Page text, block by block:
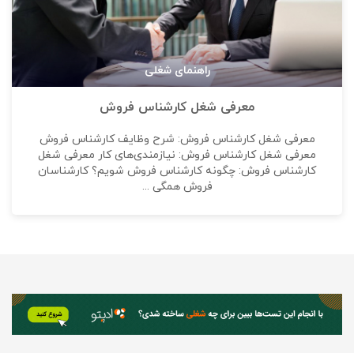
راهنمای شغلی
معرفی شغل کارشناس فروش
معرفی شغل کارشناس فروش: شرح وظایف کارشناس فروش
معرفی شغل کارشناس فروش: نیازمندی‌های کار معرفی شغل
کارشناس فروش: چگونه کارشناس فروش شویم؟ کارشناسان
فروش همگی ...